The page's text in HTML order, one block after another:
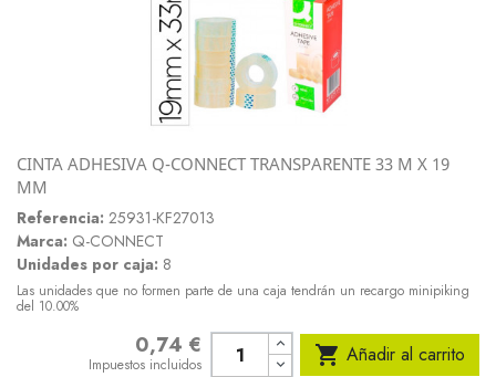
CINTA ADHESIVA Q-CONNECT TRANSPARENTE 33 M X 19
MM
Referencia: 25931-KF27013
Marca: Q-CONNECT
Unidades por caja: 8
Las unidades que no formen parte de una caja tendrán un recargo minipiking
del 10.00%
0,74 €
Impuestos incluidos  Añadir al carrito